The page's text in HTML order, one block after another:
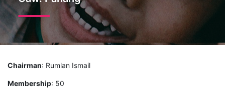
Chairman: Rumlan Ismail
Membership: 50